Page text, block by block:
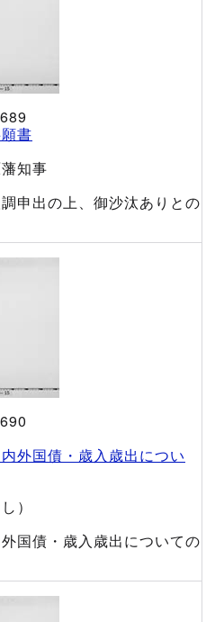
書
知事
申出の上、御沙汰ありとの
外国債・歳入歳出につい
）
国債・歳入歳出についての